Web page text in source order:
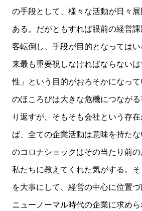
の手段として、様々な活動が日々
ある。だがともすれば眼前の経営
客転倒し、手段が目的となっては
来最も重要視しなければならない
性」という目的がおろそかになっ
のほころびは大きな危機につなが
り返すが、そもそも会社という存
ば、全ての企業活動は意味を持た
のコロナショックはその当たり前
私たちに教えてくれた気がする。そ
を大事にして、経営の中心に位置
ニューノーマル時代の企業に求め